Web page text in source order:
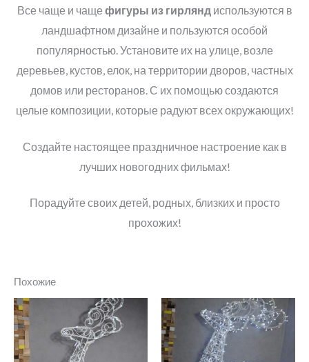
Все чаще и чаще фигуры из гирляндиспользуются в
ландшафтном дизайне и пользуются особой
популярностью. Установите их на улице, возле
деревьев, кустов, елок, на территории дворов, частных
домов или ресторанов. С их помощью создаются
целые композиции, которые радуют всех окружающих!
Создайте настоящее праздничное настроение как в
лучших новогодних фильмах!
Порадуйте своих детей, родных, близких и просто
прохожих!
Похожие